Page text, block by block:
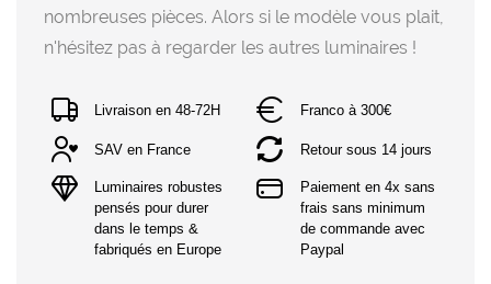
nombreuses pièces. Alors si le modèle vous plait,
n'hésitez pas à regarder les autres luminaires !
Livraison en 48-72H Franco à 300€
SAV en France Retour sous 14 jours
Luminaires robustes
pensés pour durer
dans le temps &
fabriqués en Europe
Paiement en 4x sans
frais sans minimum
de commande avec
Paypal